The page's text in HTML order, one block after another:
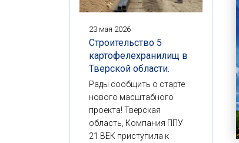
23 мая 2026
Строительство 5
картофелехранилищ в
Тверской области.
Рады сообщить о старте
нового масштабного
проекта! Тверская
область, Компания ППУ
21 ВЕК приступила к